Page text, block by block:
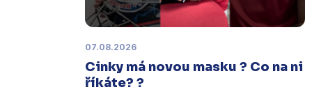
pondělí 16. února od 18:00
Charitativní aukce
Sobota 3. ledna | Vydražte si na
07.08.2026
Cinky má novou masku ? Co na ni
říkáte? ?